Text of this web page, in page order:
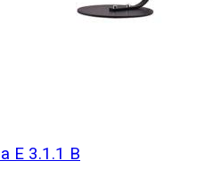
E 3.1.1 B